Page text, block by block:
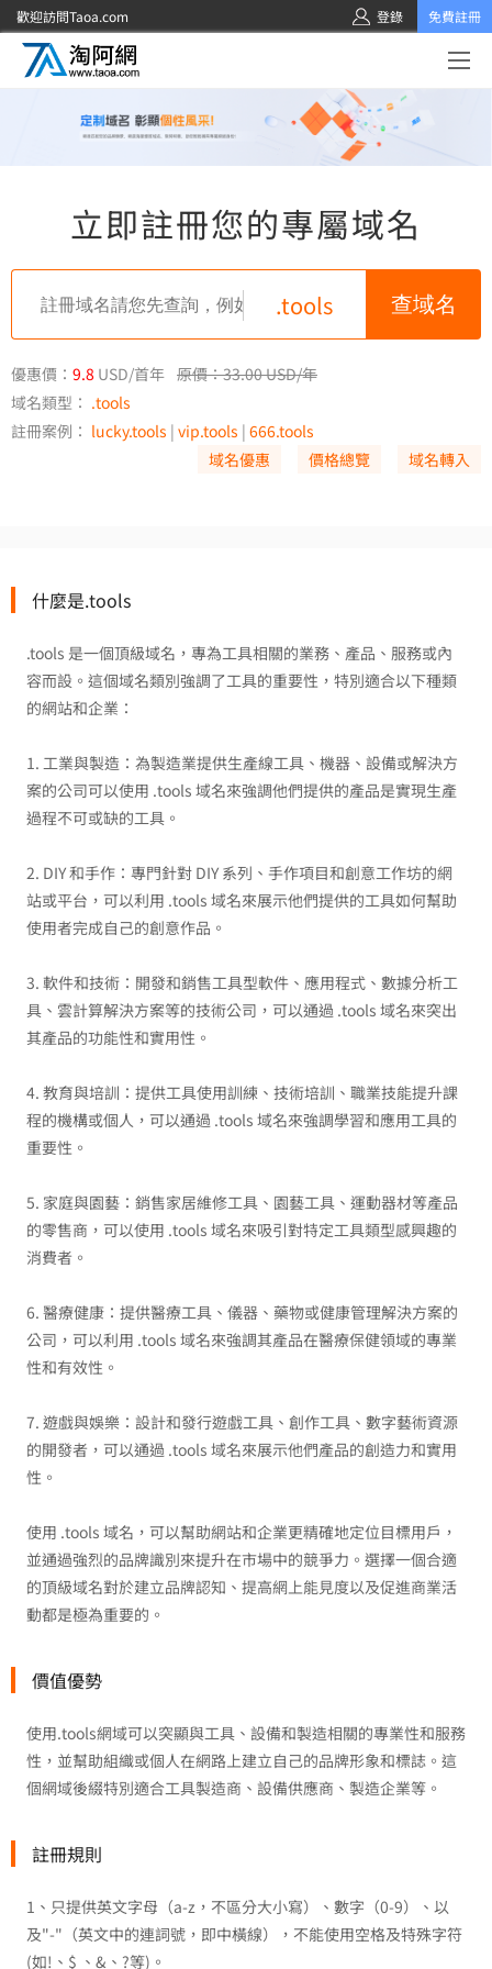
歡迎訪問Taoa.com 登錄 免費註冊
立即註冊您的專屬域名
.tools
優惠價： 9.8 USD/首年 原價：33.00 USD/年
域名類型： .tools
註冊案例： lucky.tools | vip.tools | 666.tools
域名優惠
價格總覽 域名轉入
什麼是.tools
.tools 是一個頂級域名，專為工具相關的業務、產品、服務或內
容而設。這個域名類別強調了工具的重要性，特別適合以下種類
的網站和企業：
1. 工業與製造：為製造業提供生產線工具、機器、設備或解決方
案的公司可以使用 .tools 域名來強調他們提供的產品是實現生產
過程不可或缺的工具。
2. DIY 和手作：專門針對 DIY 系列、手作項目和創意工作坊的網
站或平台，可以利用 .tools 域名來展示他們提供的工具如何幫助
使用者完成自己的創意作品。
3. 軟件和技術：開發和銷售工具型軟件、應用程式、數據分析工
具、雲計算解決方案等的技術公司，可以通過 .tools 域名來突出
其產品的功能性和實用性。
4. 教育與培訓：提供工具使用訓練、技術培訓、職業技能提升課
程的機構或個人，可以通過 .tools 域名來強調學習和應用工具的
重要性。
5. 家庭與園藝：銷售家居維修工具、園藝工具、運動器材等產品
的零售商，可以使用 .tools 域名來吸引對特定工具類型感興趣的
消費者。
6. 醫療健康：提供醫療工具、儀器、藥物或健康管理解決方案的
公司，可以利用 .tools 域名來強調其產品在醫療保健領域的專業
性和有效性。
7. 遊戲與娛樂：設計和發行遊戲工具、創作工具、數字藝術資源
的開發者，可以通過 .tools 域名來展示他們產品的創造力和實用
性。
使用 .tools 域名，可以幫助網站和企業更精確地定位目標用戶，
並通過強烈的品牌識別來提升在市場中的競爭力。選擇一個合適
的頂級域名對於建立品牌認知、提高網上能見度以及促進商業活
動都是極為重要的。
價值優勢
使用.tools網域可以突顯與工具、設備和製造相關的專業性和服務
性，並幫助組織或個人在網路上建立自己的品牌形象和標誌。這
個網域後綴特別適合工具製造商、設備供應商、製造企業等。
註冊規則
1、只提供英文字母（a-z，不區分大小寫）、數字（0-9）、以
及"-"（英文中的連詞號，即中橫線），不能使用空格及特殊字符
(如!、$ 、&、?等)。